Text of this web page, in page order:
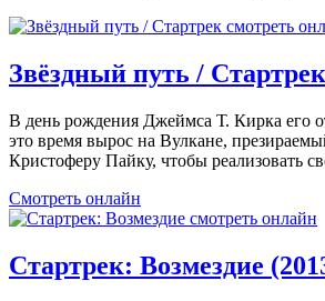
Звёздный путь /
В день рождения Джеймса Т. Кирка его
это время вырос на Вулкане,
Кристоферу Пайку, чтобы реализовать
Смотреть онлайн
Стартрек: Возмездие